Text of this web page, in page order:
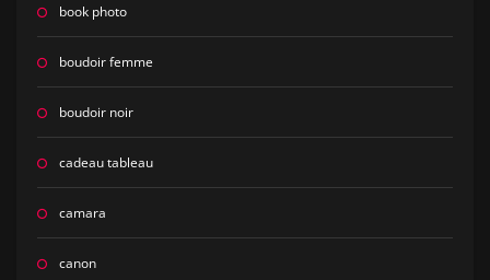
book photo
boudoir femme
boudoir noir
cadeau tableau
camara
canon